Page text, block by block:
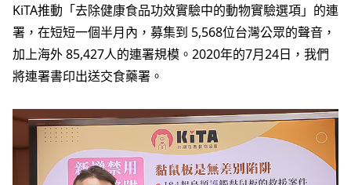
KiTA推動「去除健康食品功效實驗中的動物實驗選項」的連
署，在短短一個半月內，募集到 5,568位台灣公眾的聲音，
加上海外 85,427人的連署規模。2020年的7月24日，我們
將連署書印出送交食藥署。